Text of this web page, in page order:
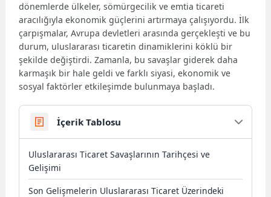
dönemlerde ülkeler, sömürgecilik ve emtia ticareti
aracılığıyla ekonomik güçlerini artırmaya çalışıyordu. İlk
çarpışmalar, Avrupa devletleri arasında gerçekleşti ve bu
durum, uluslararası ticaretin dinamiklerini köklü bir
şekilde değiştirdi. Zamanla, bu savaşlar giderek daha
karmaşık bir hale geldi ve farklı siyasi, ekonomik ve
sosyal faktörler etkileşimde bulunmaya başladı.
İçerik Tablosu
Uluslararası Ticaret Savaşlarının Tarihçesi ve
Gelişimi
Son Gelişmelerin Uluslararası Ticaret Üzerindeki